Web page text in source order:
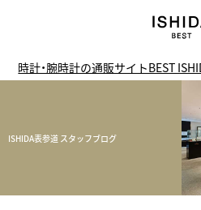
時計・腕時計の通販サイトBEST
ISHIDA表参道 スタッフブログ